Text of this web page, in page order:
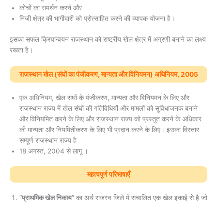
कोचों का समर्थन करने और
निजी क्षेत्र की भागीदारी को प्रोत्साहित करने की व्यापक योजना है।
इसका सफल क्रियान्वयन राजस्थान को राष्ट्रीय खेल क्षेत्र में अग्रणी बनाने का लक्ष्य
रखता है।
राजस्थान खेल (संघों का पंजीकरण, मान्यता और विनियमन) अधिनियम, 2005
एक अधिनियम, खेल संघों के पंजीकरण, मान्यता और विनियमन के लिए और
राजस्थान राज्य में खेल संघों की गतिविधियों और मामलों को सुविधाजनक बनाने
और विनियमित करने के लिए और राजस्थान राज्य को प्रस्तुत करने के अधिकार
की मान्यता और नियमितीकरण के लिए भी प्रदान करने के लिए। इसका विस्तार
सम्पूर्ण राजस्थान राज्य है
18 अगस्त, 2004 से लागू ।
महत्वपूर्ण परिभाषाएँ
“प्राथमिक खेल निकाय” का अर्थ राजस्व जिले में संचालित एक खेल इकाई से है जो